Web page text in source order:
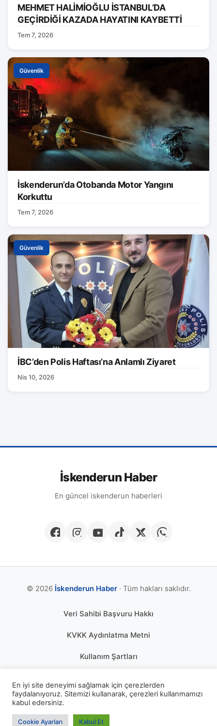
MEHMET HALİMİOĞLU İSTANBUL’DA
GEÇİRDİĞİ KAZADA HAYATINI KAYBETTİ
Tem 7, 2026
Güvenlik
İskenderun’da Otobanda Motor Yangını
Korkuttu
Tem 7, 2026
Güvenlik
İBC’den Polis Haftası’na Anlamlı Ziyaret
Nis 10, 2026
İskenderun Haber
En güncel iskenderun haberleri
© 2026 İskenderun Haber· Tüm hakları saklıdır.
Veri Sahibi Başvuru Hakkı
KVKK Aydınlatma Metni
Kullanım Şartları
Çerez Politikası
KÜNYE
En iyi site deneyimi sağlamak için çerezlerden
faydalanıyoruz. Sitemizi kullanarak, çerezleri kullanmamızı
kabul edersiniz.
Cookie Ayarları Kabul Et